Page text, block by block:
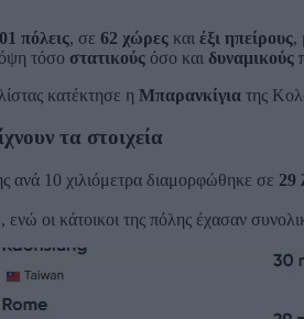
πόλεις, σε 62 χώρες και έξι ηπείρους,
τόσο στατικούς όσο και δυναμικούς
κατέκτησε η Μπαρανκίγια της
τα στοιχεία
ανά 10 χιλιόμετρα διαμορφώθηκε σε 29
, ενώ οι κάτοικοι της πόλης έχασαν